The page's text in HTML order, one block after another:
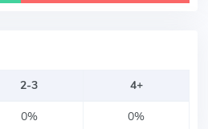
2-3
4+
0% 0%